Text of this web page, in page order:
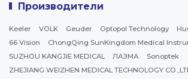
Производители
Keeler VOLK Geuder Optopol Technology
66 Vision
ChongQing SunKingdom Medical
SUZHOU KANGJIE MEDICAL
ЛАЗМА
Sonoptek
ZHEJIANG WEIZHEN MEDICAL TECHNOLOGY